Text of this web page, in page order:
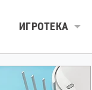
ИГРОТЕКА